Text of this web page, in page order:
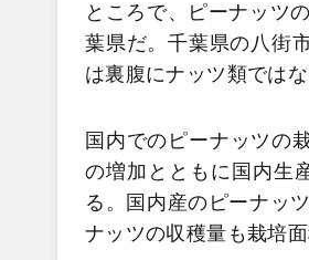
ところで、ピーナッツ
葉県だ。千葉県の八街
は裏腹にナッツ類では
国内でのピーナッツの
の増加とともに国内生
る。国内産のピーナッ
ナッツの収穫量も栽培